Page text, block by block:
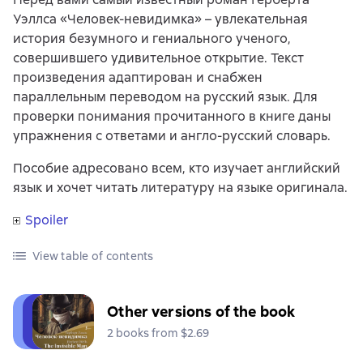
Уэллса «Человек-невидимка» – увлекательная
история безумного и гениального ученого,
совершившего удивительное открытие. Текст
произведения адаптирован и снабжен
параллельным переводом на русский язык. Для
проверки понимания прочитанного в книге даны
упражнения с ответами и англо-русский словарь.
Пособие адресовано всем, кто изучает английский
язык и хочет читать литературу на языке оригинала.
Spoiler
View table of contents
Other versions of the book
2 books from $2.69